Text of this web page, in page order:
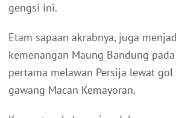
gengsi ini.
Etam sapaan akrabnya, juga
kemenangan Maung Bandung
pertama melawan Persija lewat
gawang Macan Kemayoran.